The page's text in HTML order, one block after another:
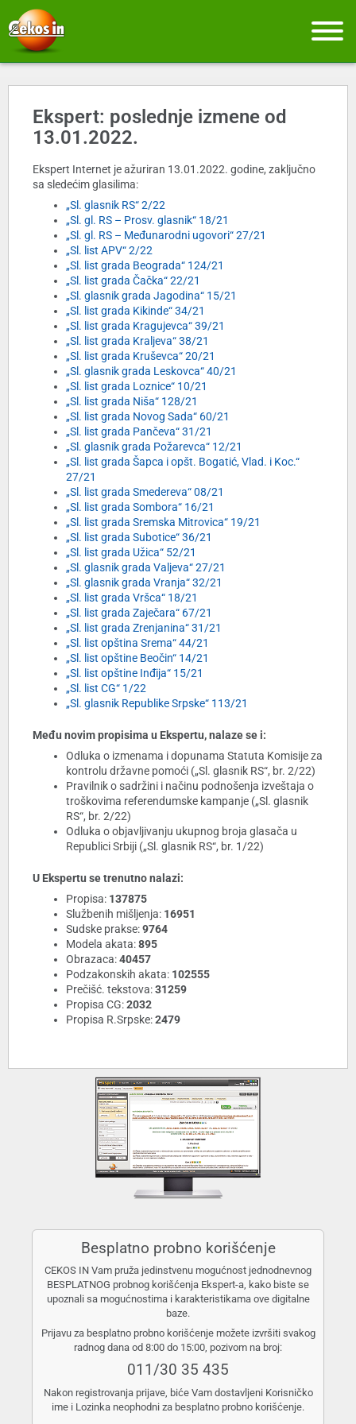
Ekspert: poslednje izmene od
13.01.2022.
Ekspert Internet je ažuriran 13.01.2022. godine, zaključno
sa sledećim glasilima:
„Sl. glasnik RS“ 2/22
„Sl. gl. RS – Prosv. glasnik“ 18/21
„Sl. gl. RS – Međunarodni ugovori“ 27/21
„Sl. list APV“ 2/22
„Sl. list grada Beograda“ 124/21
„Sl. list grada Čačka“ 22/21
„Sl. glasnik grada Jagodina“ 15/21
„Sl. list grada Kikinde“ 34/21
„Sl. list grada Kragujevca“ 39/21
„Sl. list grada Kraljeva“ 38/21
„Sl. list grada Kruševca“ 20/21
„Sl. glasnik grada Leskovca“ 40/21
„Sl. list grada Loznice“ 10/21
„Sl. list grada Niša“ 128/21
„Sl. list grada Novog Sada“ 60/21
„Sl. list grada Pančeva“ 31/21
„Sl. glasnik grada Požarevca“ 12/21
„Sl. list grada Šapca i opšt. Bogatić, Vlad. i Koc.“
27/21
„Sl. list grada Smedereva“ 08/21
„Sl. list grada Sombora“ 16/21
„Sl. list grada Sremska Mitrovica“ 19/21
„Sl. list grada Subotice“ 36/21
„Sl. list grada Užica“ 52/21
„Sl. glasnik grada Valjeva“ 27/21
„Sl. glasnik grada Vranja“ 32/21
„Sl. list grada Vršca“ 18/21
„Sl. list grada Zaječara“ 67/21
„Sl. list grada Zrenjanina“ 31/21
„Sl. list opština Srema“ 44/21
„Sl. list opštine Beočin“ 14/21
„Sl. list opštine Inđija“ 15/21
„Sl. list CG“ 1/22
„Sl. glasnik Republike Srpske“ 113/21
Među novim propisima u Ekspertu, nalaze se i:
Odluka o izmenama i dopunama Statuta Komisije za
kontrolu državne pomoći („Sl. glasnik RS“, br. 2/22)
Pravilnik o sadržini i načinu podnošenja izveštaja o
troškovima referendumske kampanje („Sl. glasnik
RS“, br. 2/22)
Odluka o objavljivanju ukupnog broja glasača u
Republici Srbiji („Sl. glasnik RS“, br. 1/22)
U Ekspertu se trenutno nalazi:
Propisa: 137875
Službenih mišljenja: 16951
Sudske prakse:9764
Modela akata:895
Obrazaca:40457
Podzakonskih akata: 102555
Prečišć. tekstova:31259
Propisa CG:2032
Propisa R.Srpske:2479
Besplatno probno korišćenje
CEKOS IN Vam pruža jedinstvenu mogućnost jednodnevnog
BESPLATNOG probnog korišćenja Ekspert-a, kako biste se
upoznali sa mogućnostima i karakteristikama ove digitalne
baze.
Prijavu za besplatno probno korišćenje možete izvršiti svakog
radnog dana od 8:00 do 15:00, pozivom na broj:
011/30 35 435
Nakon registrovanja prijave, biće Vam dostavljeni Korisničko
ime i Lozinka neophodni za besplatno probno korišćenje.